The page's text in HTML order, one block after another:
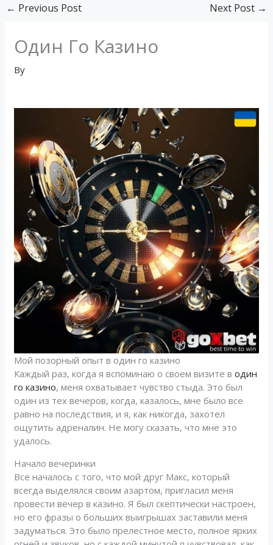
← Previous Post Next Post →
Один Го Казино
By
Мой позорный опыт в один го казино
Каждый раз, когда я вспоминаю о своем визите водин
го казино, меня охватывает чувство стыда. Это был
один из тех вечеров, когда, казалось, мне было все
равно на последствия, и я, как никогда, захотел
ощутить адреналин. Не могу сказать, что мне это
удалось.
Начало вечеринки
Все началось с того, что мой друг Макс, который
всегда выделялся своим азартом, пригласил меня
провести вечер в казино. Я был скептически настроен,
но его фразы о больших выигрышах заставили меня
задуматься. Это было прелестное место, полное ярких